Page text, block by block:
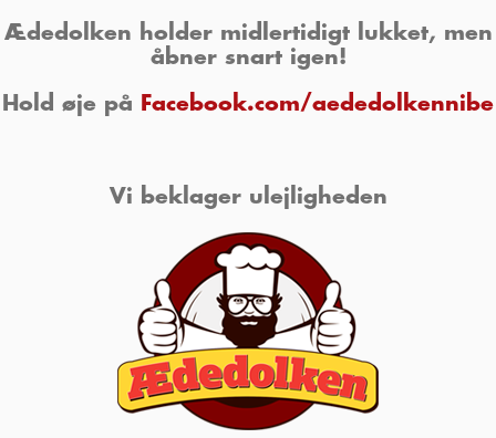
Ædedolken holder midlertidigt lukket, men
åbner snart igen!
Hold øje på
Facebook.com/aededolkennibe
Vi beklager ulejligheden